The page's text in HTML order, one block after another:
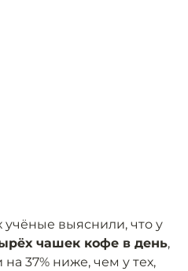
учёные выяснили, что у
чашек кофе в день,
37% ниже, чем у тех,